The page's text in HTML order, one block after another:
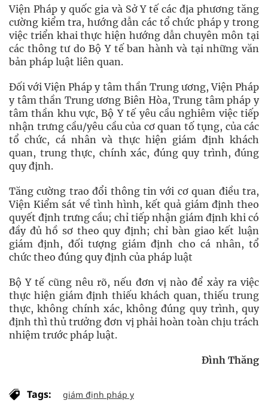
Viện Pháp y quốc gia và Sở Y tế các địa phương tăng
cường kiểm tra, hướng dẫn các tổ chức pháp y trong
việc triển khai thực hiện hướng dẫn chuyên môn tại
các thông tư do Bộ Y tế ban hành và tại những văn
bản pháp luật liên quan.
Đối với Viện Pháp y tâm thần Trung ương, Viện Pháp
y tâm thần Trung ương Biên Hòa, Trung tâm pháp y
tâm thần khu vực, Bộ Y tế yêu cầu nghiêm việc tiếp
nhận trưng cầu/yêu cầu của cơ quan tố tụng, của các
tổ chức, cá nhân và thực hiện giám định khách
quan, trung thực, chính xác, đúng quy trình, đúng
quy định.
Tăng cường trao đổi thông tin với cơ quan điều tra,
Viện Kiểm sát về tình hình, kết quả giám định theo
quyết định trưng cầu; chỉ tiếp nhận giám định khi có
đầy đủ hồ sơ theo quy định; chỉ bàn giao kết luận
giám định, đối tượng giám định cho cá nhân, tổ
chức theo đúng quy định của pháp luật
Bộ Y tế cũng nêu rõ, nếu đơn vị nào để xảy ra việc
thực hiện giám định thiếu khách quan, thiếu trung
thực, không chính xác, không đúng quy trình, quy
định thì thủ trưởng đơn vị phải hoàn toàn chịu trách
nhiệm trước pháp luật.
Đình Thăng
Tags:
giám định pháp y